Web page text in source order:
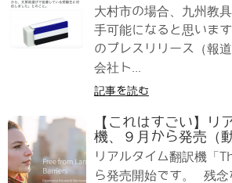
大村市の場合、九州教
手可能になると思いま
のプレスリリース（報
会社ト...
記事を読む
【これはすごい】リ
機、９月から発売（
リアルタイム翻訳機「
ら発売開始です。 残念